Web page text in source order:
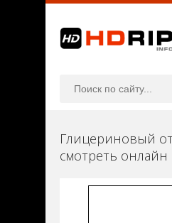
Глицериновый
смотреть онлайн